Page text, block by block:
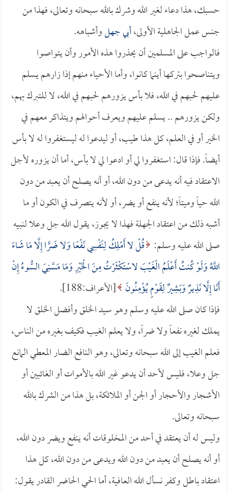
حسبك، هذا دعاء لغير الله وشرك بالله سبحانه وتعالى، فهذا من
جنس عمل الجاهلية الأولى،أبي جهلوأشباهه.
فالواجب على المسلمين أن يحذروا هذه الأمور وأن يتواصوا
ويتناصحوا بتركها أينما كانوا، وأما الأحياء منهم إذا زارهم يسلم
عليهم لحبهم في الله، فلا بأس يزورهم لحبهم في الله، لا للتبرك بهم،
ولكن يزورهم .. يسلم عليهم ويعرف أحوالهم ويتذاكر معهم في
الخير أو في العلم، كل هذا طيب، أو ليدعوا له ليستغفروا له لا بأس
أيضاً. فإذا قال: استغفروا لي أو ادعوا لي لا بأس، أما أن يزوره لأجل
الاعتقاد فيه أنه يدعى من دون الله، أو أنه يصلح أن يعبد من دون
الله حياً وميتاً؛ لأنه ينفع أو يضر، أو لأنه يتصرف في الكون أو ما
أشبه ذلك من اعتقاد الجهلة فهذا لا يجوز، يقول الله جل وعلا لنبيه
صلى الله عليه وسلم: قُلْ لا أَمْلِكُ لِنَفْسِي نَفْعًا وَلا ضَرًّا إِلَّا مَا شَاءَ
اللَّهُ وَلَوْ كُنتُ أَعْلَمُ الْغَيْبَ لاسْتَكْثَرْتُ مِنَ الْخَيْرِ وَمَا مَسَّنِيَ السُّوءُ إِنْ
أَنَا إِلَّا نَذِيرٌ وَبَشِيرٌ لِقَوْمٍ يُؤْمِنُونَ [الأعراف:188].
فإذا كان صلى الله عليه وسلم وهو سيد الخلق وأفضل الخلق لا
يملك لغيره نفعاً ولا ضراً، ولا يعلم الغيب فكيف بغيره من الناس،
فعلم الغيب إلى الله سبحانه وتعالى، وهو النافع الضار المعطي المانع
جل وعلا، فليس لأحد أن يدعو غير الله بالأموات أو الغائبين أو
الأشجار والأحجار أو الجن أو الملائكة، بل هذا من الشرك بالله
سبحانه وتعالى.
وليس له أن يعتقد في أحد من المخلوقات أنه ينفع ويضر دون الله،
أو أنه يصلح أن يعبد من دون الله ويدعى من دون الله، كل هذا
اعتقاد باطل وكفر نسأل الله العافية، أما الحي الحاضر القادر يقول: